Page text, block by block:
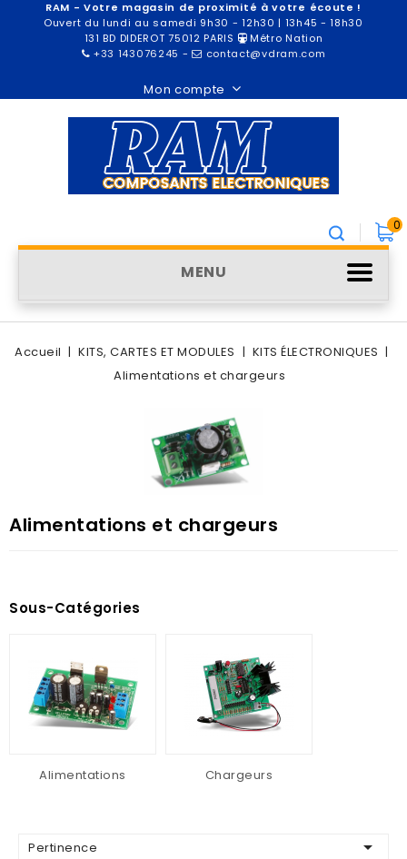
RAM - Votre magasin de proximité à votre écoute !
Ouvert du lundi au samedi 9h30 - 12h30 | 13h45 - 18h30
131 BD DIDEROT 75012 PARIS
Métro Nation
+33 143076245 - contact@vdram.com
Mon compte
0
MENU
Accueil KITS, CARTES ET MODULES
KITS ÉLECTRONIQUES
Alimentations et chargeurs
Alimentations et chargeurs
Sous-Catégories
Alimentations Chargeurs
Pertinence 